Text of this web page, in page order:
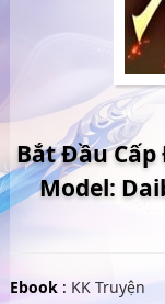
Bắt Đầu Cấp
Model:
Ebook : KK Truyện